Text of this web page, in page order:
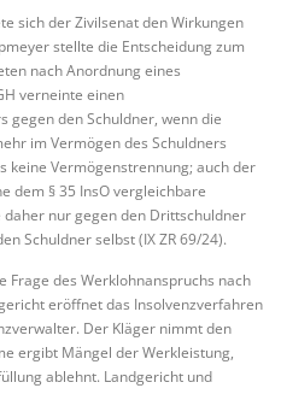
sich der Zivilsenat den Wirkungen
stellte die Entscheidung zum
nach Anordnung eines
verneinte einen
gegen den Schuldner, wenn die
im Vermögen des Schuldners
keine Vermögenstrennung; auch der
dem § 35 InsO vergleichbare
nur gegen den Drittschuldner
Schuldner selbst (IX ZR 69/24).
Frage des Werklohnanspruchs nach
eröffnet das Insolvenzverfahren
Der Kläger nimmt den
ergibt Mängel der Werkleistung,
ablehnt. Landgericht und